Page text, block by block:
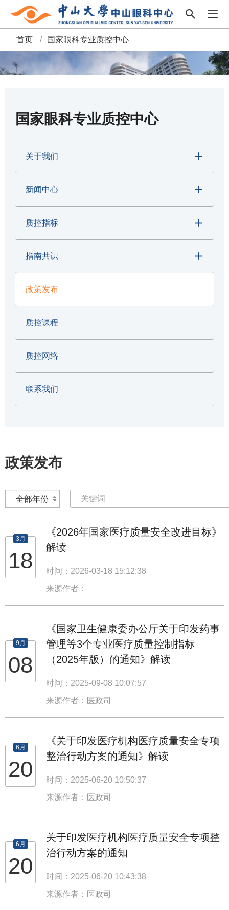
面
包
首页 / 国家眼科专业质控中心
国家眼科专业质控中心
关于我们
新闻中心
质控指标
指南共识
政策发布
质控课程
质控网络
联系我们
政策发布
3月
18
《2026年国家医疗质量安全改进目标》
解读
时间：2026-03-18 15:12:38
来源作者：
9月
08
《国家卫生健康委办公厅关于印发药事
管理等3个专业医疗质量控制指标
（2025年版）的通知》解读
时间：2025-09-08 10:07:57
来源作者：医政司
6月
20
《关于印发医疗机构医疗质量安全专项
整治行动方案的通知》解读
时间：2025-06-20 10:50:37
来源作者：医政司
6月
20
关于印发医疗机构医疗质量安全专项整
治行动方案的通知
时间：2025-06-20 10:43:38
来源作者：医政司